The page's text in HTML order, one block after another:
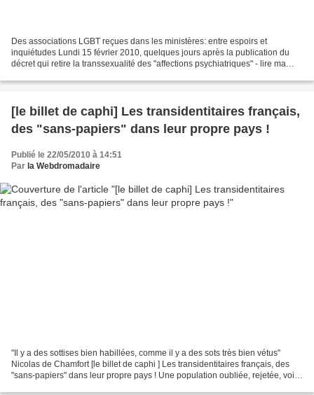
Des associations LGBT reçues dans les ministères: entre espoirs et
inquiétudes Lundi 15 février 2010, quelques jours après la publication du
décret qui retire la transsexualité des "affections psychiatriques" - lire ma
[le billet de caphi] Les transidentitaires français,
des "sans-papiers" dans leur propre pays !
Publié le 22/05/2010 à 14:51
Par la Webdromadaire
"Il y a des sottises bien habillées, comme il y a des sots très bien vétus"
Nicolas de Chamfort [le billet de caphi ] Les transidentitaires français, des
"sans-papiers" dans leur propre pays ! Une population oubliée, rejetée, voire